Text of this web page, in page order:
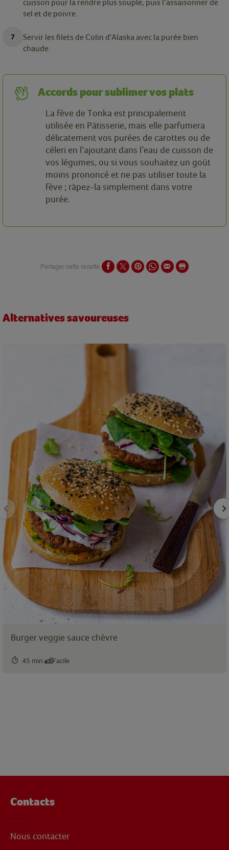
sel et de poivre.
Servir les filets de Colin d'Alaska avec la purée bien
chaude.
Accords pour sublimer vos plats
La fève de Tonka est principalement
utilisée en Pâtisserie, mais elle parfumera
délicatement vos purées de carottes ou de
céleri en l’ajoutant dans l’eau de cuisson de
vos légumes, ou si vous souhaitez un goût
moins prononcé et ne pas utiliser toute la
fève ; râpez-la simplement dans votre
purée.
Partager cette recette
Alternatives savoureuses
Burger veggie sauce chèvre
45 min. Facile
Contacts
Nous contacter